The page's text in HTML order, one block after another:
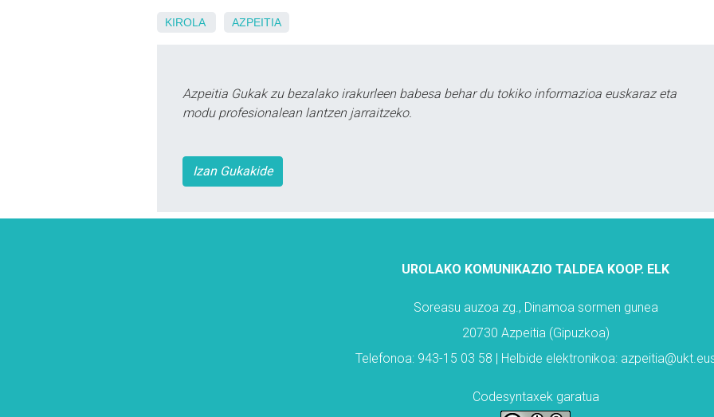
KIROLA AZPEITIA
Azpeitia Gukak zu bezalako irakurleen babesa behar du tokiko informazioa euskaraz eta
modu profesionalean lantzen jarraitzeko.
Izan Gukakide
UROLAKO KOMUNIKAZIO TALDEA KOOP. ELK
Soreasu auzoa zg., Dinamoa sormen gunea
20730 Azpeitia (Gipuzkoa)
Telefonoa: 943-15 03 58 | Helbide elektronikoa:
Codesyntaxek garatua